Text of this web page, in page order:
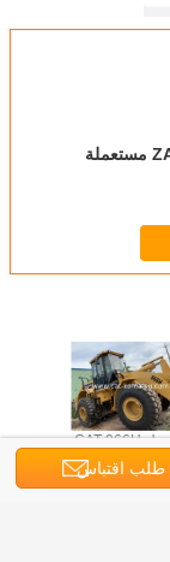
حفارة
محمول CAT 966H
مستعمل
طلب اقتباس